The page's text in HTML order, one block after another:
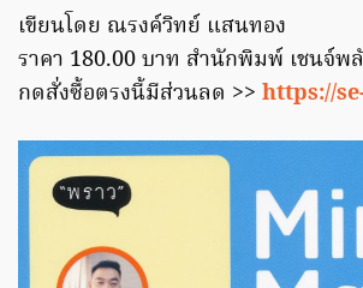
เขียนโดย ณรงค์วิทย์ แสนทอง
ราคา 180.00 บาท สำนักพิมพ์ เชนจ์พ
กดสั่งซื้อตรงนี้มีส่วนลด >> https://